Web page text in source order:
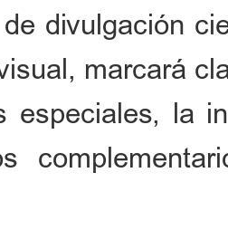
divulgación
marcará
especiales, la